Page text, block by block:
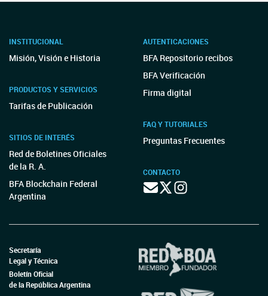
INSTITUCIONAL
Misión, Visión e Historia
PRODUCTOS Y SERVICIOS
Tarifas de Publicación
SITIOS DE INTERÉS
Red de Boletines Oficiales
de la R. A.
BFA Blockchain Federal
Argentina
AUTENTICACIONES
BFA Repositorio recibos
BFA Verificación
Firma digital
FAQ Y TUTORIALES
Preguntas Frecuentes
CONTACTO
Secretaría
Legal y Técnica
Boletín Oficial
de la República Argentina